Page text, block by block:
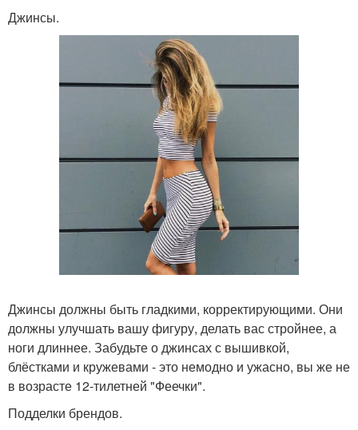
Джинсы.
Джинсы должны быть гладкими, корректирующими. Они
должны улучшать вашу фигуру, делать вас стройнее, а
ноги длиннее. Забудьте о джинсах с вышивкой,
блёстками и кружевами - это немодно и ужасно, вы же не
в возрасте 12-тилетней "Феечки".
Подделки брендов.